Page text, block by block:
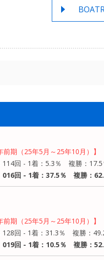
前期（25年5月～25年10月）】
114回 - 1着：5.3％ 複勝：17.5
016回 - 1着：37.5％ 複勝：
前期（25年5月～25年10月）】
128回 - 1着：31.3％ 複勝：
019回 - 1着：10.5％ 複勝：